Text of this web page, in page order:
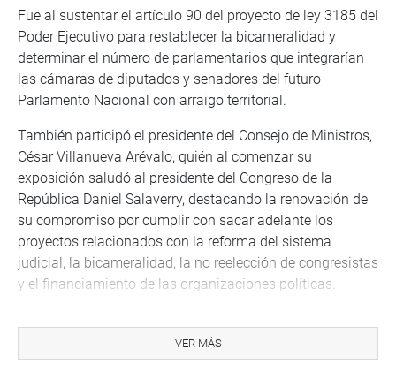
Fue al sustentar el artículo 90 del proyecto de ley 3185 del
Poder Ejecutivo para restablecer la bicameralidad y
determinar el número de parlamentarios que integrarían
las cámaras de diputados y senadores del futuro
Parlamento Nacional con arraigo territorial.
También participó el presidente del Consejo de Ministros,
César Villanueva Arévalo, quién al comenzar su
exposición saludó al presidente del Congreso de la
República Daniel Salaverry, destacando la renovación de
su compromiso por cumplir con sacar adelante los
proyectos relacionados con la reforma del sistema
judicial, la bicameralidad, la no reelección de congresistas
y el financiamiento de las organizaciones políticas.
descentralista de los constituyentes de 1,979, desde esa
época ya había una visión clara y tenían en mente el
VER MÁS